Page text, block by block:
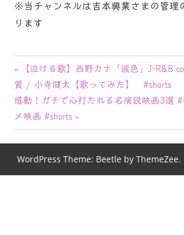
※当チャンネルは吉本興業さまの管理
ります
投
稿
ナ
ビ
ゲ
前
の
記
事:
【泣ける歌】西野カナ「涙色」J-R&B
質 / 小寺健太【歌ってみた】 #shorts
次
の
記
感動！ガチで心打たれる名演説映画3選
メ映画 #shorts
WordPress Theme: Beetle by ThemeZee.